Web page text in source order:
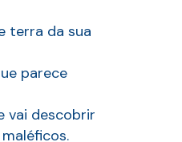
terra da sua
parece
vai descobrir